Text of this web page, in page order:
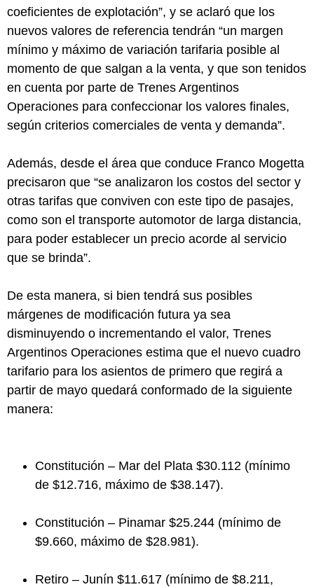
coeficientes de explotación”, y se aclaró que los
nuevos valores de referencia tendrán “un margen
mínimo y máximo de variación tarifaria posible al
momento de que salgan a la venta, y que son tenidos
en cuenta por parte de Trenes Argentinos
Operaciones para confeccionar los valores finales,
según criterios comerciales de venta y demanda”.
Además, desde el área que conduce Franco Mogetta
precisaron que “se analizaron los costos del sector y
otras tarifas que conviven con este tipo de pasajes,
como son el transporte automotor de larga distancia,
para poder establecer un precio acorde al servicio
que se brinda”.
De esta manera, si bien tendrá sus posibles
márgenes de modificación futura ya sea
disminuyendo o incrementando el valor, Trenes
Argentinos Operaciones estima que el nuevo cuadro
tarifario para los asientos de primero que regirá a
partir de mayo quedará conformado de la siguiente
manera:
Constitución – Mar del Plata $30.112 (mínimo
de $12.716, máximo de $38.147).
Constitución – Pinamar $25.244 (mínimo de
$9.660, máximo de $28.981).
Retiro – Junín $11.617 (mínimo de $8.211,